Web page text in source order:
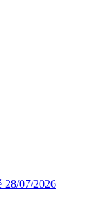
28/07/2026